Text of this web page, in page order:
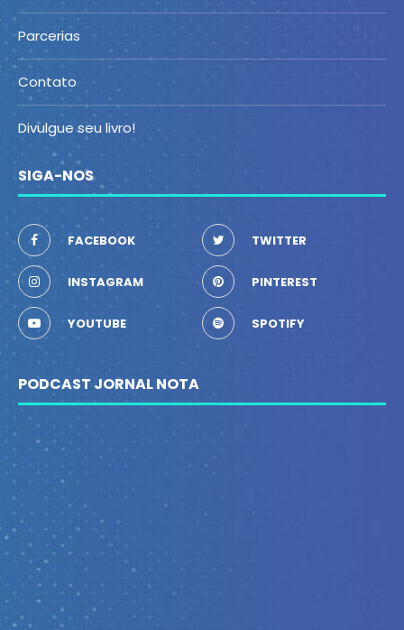
Parcerias
Contato
Divulgue seu livro!
SIGA-NOS
FACEBOOK TWITTER
INSTAGRAM PINTEREST
YOUTUBE SPOTIFY
PODCAST JORNAL NOTA